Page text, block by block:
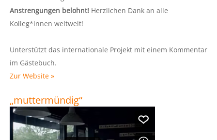
Anstrengungen belohnt! Herzlichen Dank an alle
Kolleg*innen weltweit!
Unterstützt das internationale Projekt mit einem Kommentar
im Gästebuch.
Zur Website »
„muttermündig“